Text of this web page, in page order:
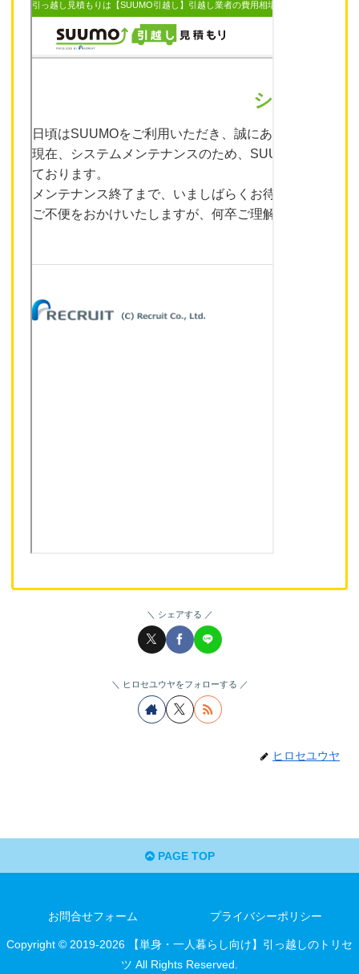
シェアする
ヒロセユウヤをフォローする
ヒロセユウヤ
PAGE TOP
お問合せフォーム プライバシーポリシー
Copyright © 2019-2026 【単身・一人暮らし向け】引っ越しのトリセ
ツ All Rights Reserved.